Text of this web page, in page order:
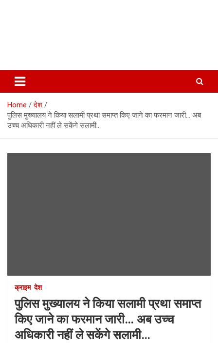
Home
देश
पुलिस मुख्यालय ने किया सलामी प्रथा समाप्त किए जाने का फरमान जारी… अब
उच्च अधिकारी नहीं ले सकेंगे सलामी…
क्राइम देश
पुलिस मुख्यालय ने किया सलामी प्रथा समाप्त
किए जाने का फरमान जारी… अब उच्च
अधिकारी नहीं ले सकेंगे सलामी…